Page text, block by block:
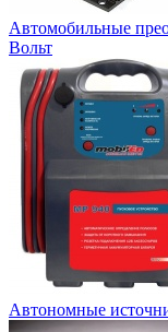
Автомобильные
Вольт
Автономные